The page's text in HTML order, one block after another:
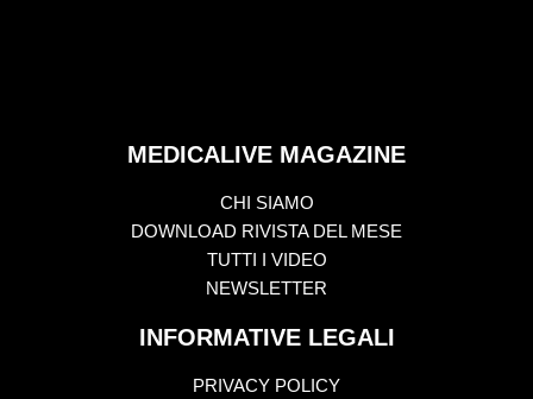
MEDICALIVE MAGAZINE
CHI SIAMO
DOWNLOAD RIVISTA DEL MESE
TUTTI I VIDEO
NEWSLETTER
INFORMATIVE LEGALI
PRIVACY POLICY